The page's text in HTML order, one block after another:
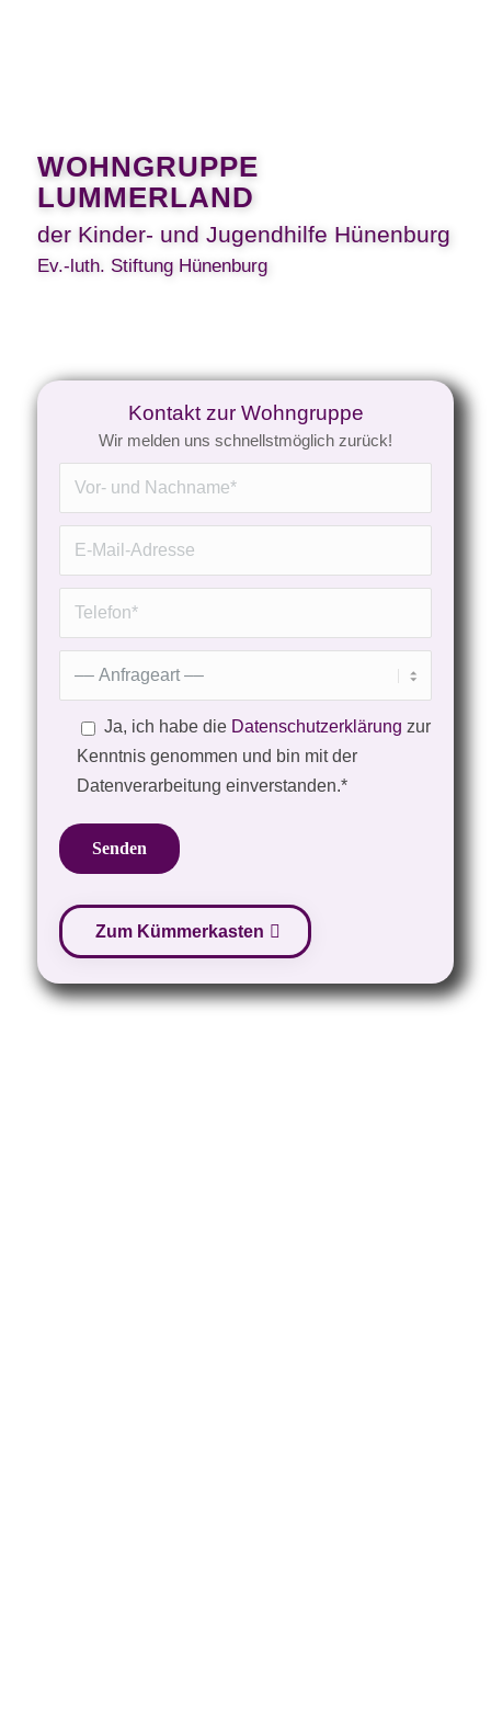
WOHNGRUPPE
LUMMERLAND
der Kinder- und Jugendhilfe Hünenburg
Ev.-luth. Stiftung Hünenburg
Kontakt zur Wohngruppe
Wir melden uns schnellstmöglich zurück!
Ja, ich habe die Datenschutzerklärung zur
Kenntnis genommen und bin mit der
Datenverarbeitung einverstanden.*
Zum Kümmerkasten